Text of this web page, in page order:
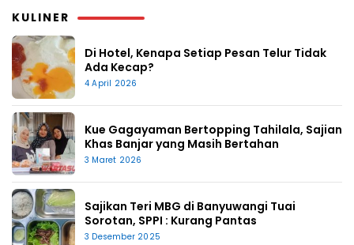
KULINER
Di Hotel, Kenapa Setiap Pesan Telur Tidak
Ada Kecap?
4 April 2026
Kue Gagayaman Bertopping Tahilala, Sajian
Khas Banjar yang Masih Bertahan
3 Maret 2026
Sajikan Teri MBG di Banyuwangi Tuai
Sorotan, SPPI : Kurang Pantas
3 Desember 2025